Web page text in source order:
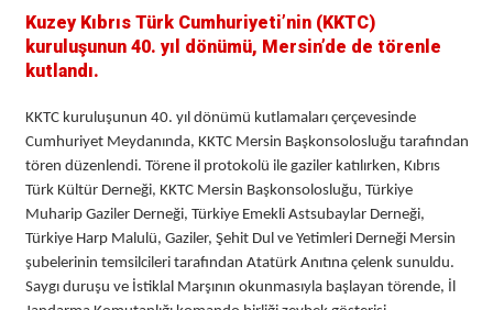
Kuzey Kıbrıs Türk Cumhuriyeti’nin (KKTC)
kuruluşunun 40. yıl dönümü, Mersin’de de törenle
kutlandı.
KKTC kuruluşunun 40. yıl dönümü kutlamaları çerçevesinde
Cumhuriyet Meydanında, KKTC Mersin Başkonsolosluğu tarafından
tören düzenlendi. Törene il protokolü ile gaziler katılırken, Kıbrıs
Türk Kültür Derneği, KKTC Mersin Başkonsolosluğu, Türkiye
Muharip Gaziler Derneği, Türkiye Emekli Astsubaylar Derneği,
Türkiye Harp Malulü, Gaziler, Şehit Dul ve Yetimleri Derneği Mersin
şubelerinin temsilcileri tarafından Atatürk Anıtına çelenk sunuldu.
Saygı duruşu ve İstiklal Marşının okunmasıyla başlayan törende, İl